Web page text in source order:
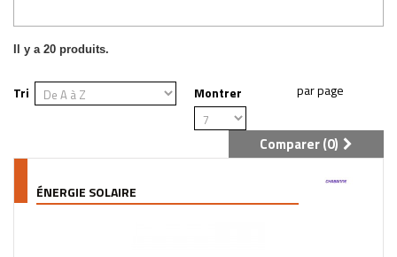
Il y a 20 produits.
Tri Montrer
Comparer (0)
ÉNERGIE SOLAIRE